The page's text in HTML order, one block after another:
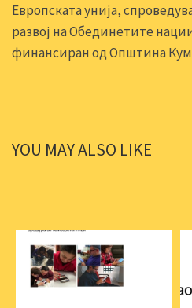
Европската унија,
развој на Обединетите
финансиран од Општина
YOU MAY ALSO LIKE